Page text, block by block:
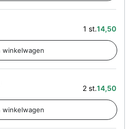
1 st.14,50
2 st.14,50